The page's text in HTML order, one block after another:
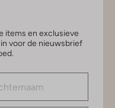
items en exclusieve
voor de nieuwsbrief